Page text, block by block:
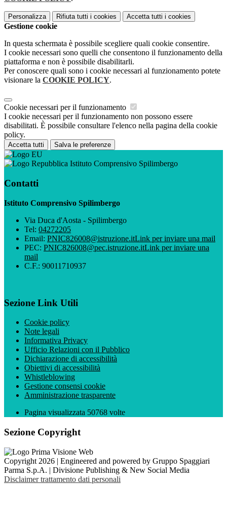
Personalizza Rifiuta tutti i cookies Accetta tutti i cookies
Gestione cookie
In questa schermata è possibile scegliere quali cookie consentire.
I cookie necessari sono quelli che consentono il funzionamento della
piattaforma e non è possibile disabilitarli.
Per conoscere quali sono i cookie necessari al funzionamento potete
visionare la COOKIE POLICY.
Cookie necessari per il funzionamento
I cookie necessari per il funzionamento non possono essere
disabilitati. È possibile consultare l'elenco nella pagina della cookie
policy.
Accetta tutti Salva le preferenze
Istituto Comprensivo Spilimbergo
Contatti
Istituto Comprensivo Spilimbergo
Via Duca d'Aosta - Spilimbergo
Tel: 04272205
Email: PNIC826008@istruzione.itLink per inviare una mail
PEC: PNIC826008@pec.istruzione.itLink per inviare una
mail
C.F.: 90011710937
Sezione Link Utili
Cookie policy
Note legali
Informativa Privacy
Ufficio Relazioni con il Pubblico
Dichiarazione di accessibilità
Obiettivi di accessibilità
Whistleblowing
Gestione consensi cookie
Amministrazione trasparente
Pagina visualizzata 50768 volte
Sezione Copyright
Copyright 2026 | Engineered and powered by Gruppo Spaggiari
Parma S.p.A. | Divisione Publishing & New Social Media
Disclaimer trattamento dati personali